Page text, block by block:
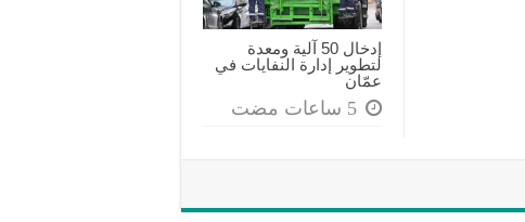
إدخال 50 آلية ومعدة
لتطوير إدارة النفايات في
عمّان